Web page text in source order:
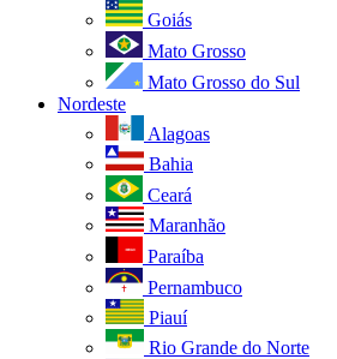
Goiás
Mato Grosso
Mato Grosso do Sul
Nordeste
Alagoas
Bahia
Ceará
Maranhão
Paraíba
Pernambuco
Piauí
Rio Grande do Norte